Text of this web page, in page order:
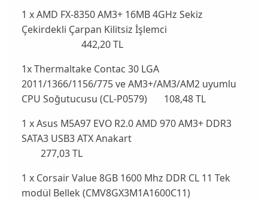
1 x AMD FX-8350 AM3+ 16MB 4GHz Sekiz
Çekirdekli Çarpan Kilitsiz İşlemci
442,20 TL
1x Thermaltake Contac 30 LGA
2011/1366/1156/775 ve AM3+/AM3/AM2 uyumlu
CPU Soğutucusu (CL-P0579) 108,48 TL
1 x Asus M5A97 EVO R2.0 AMD 970 AM3+ DDR3
SATA3 USB3 ATX Anakart
277,03 TL
1 x Corsair Value 8GB 1600 Mhz DDR CL 11 Tek
modül Bellek (CMV8GX3M1A1600C11)